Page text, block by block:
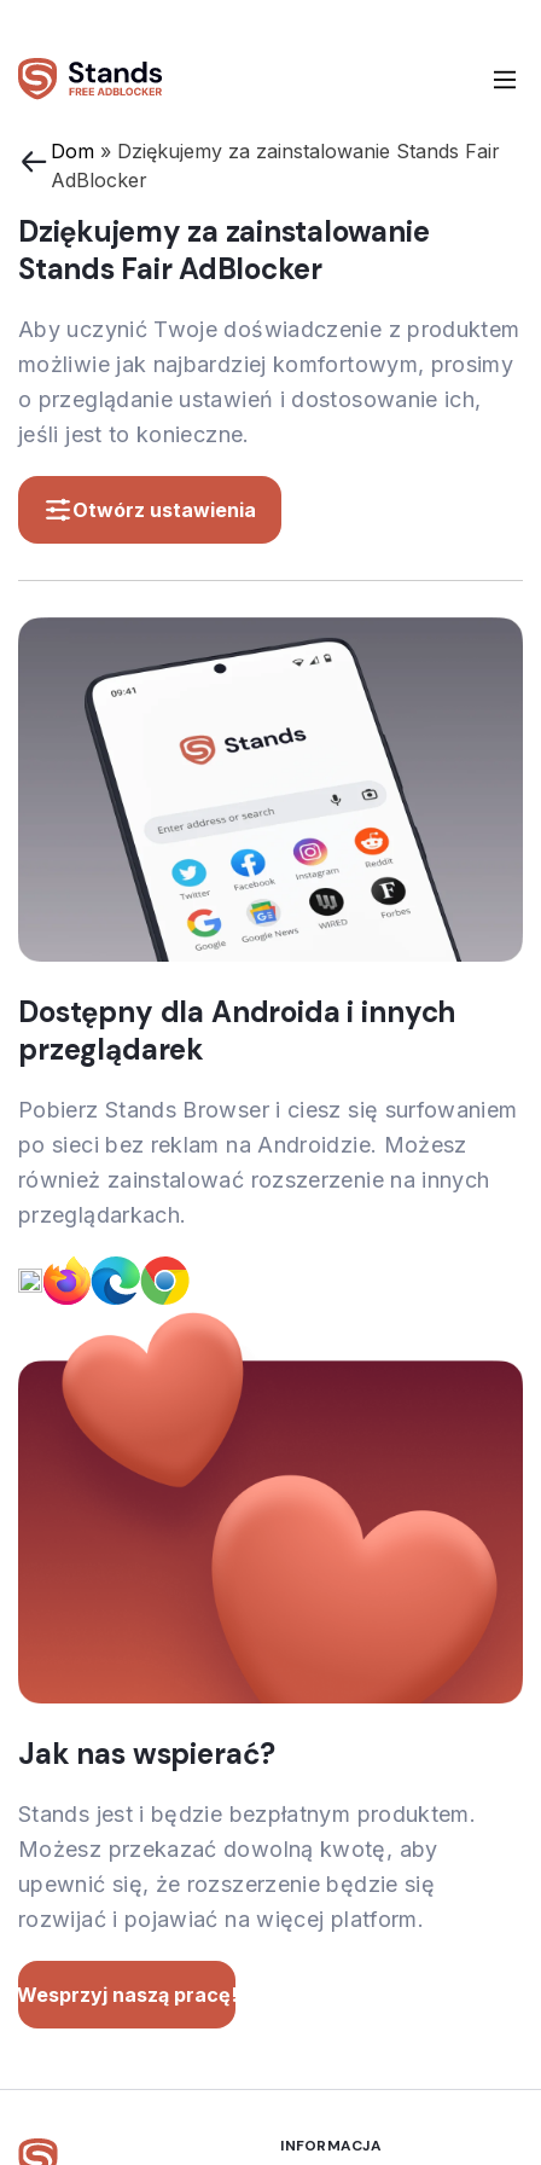
Dom » Dziękujemy za zainstalowanie Stands Fair
AdBlocker
Dziękujemy za zainstalowanie
Stands Fair AdBlocker
Aby uczynić Twoje doświadczenie z produktem
możliwie jak najbardziej komfortowym, prosimy
o przeglądanie ustawień i dostosowanie ich,
jeśli jest to konieczne.
Otwórz ustawienia
Dostępny dla Androida i innych
przeglądarek
Pobierz Stands Browser i ciesz się surfowaniem
po sieci bez reklam na Androidzie. Możesz
również zainstalować rozszerzenie na innych
przeglądarkach.
Jak nas wspierać?
Stands jest i będzie bezpłatnym produktem.
Możesz przekazać dowolną kwotę, aby
upewnić się, że rozszerzenie będzie się
rozwijać i pojawiać na więcej platform.
Wesprzyj naszą pracę!
INFORMACJA